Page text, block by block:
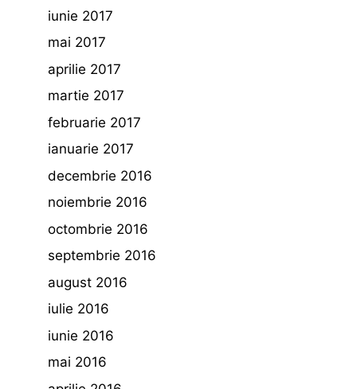
iunie 2017
mai 2017
aprilie 2017
martie 2017
februarie 2017
ianuarie 2017
decembrie 2016
noiembrie 2016
octombrie 2016
septembrie 2016
august 2016
iulie 2016
iunie 2016
mai 2016